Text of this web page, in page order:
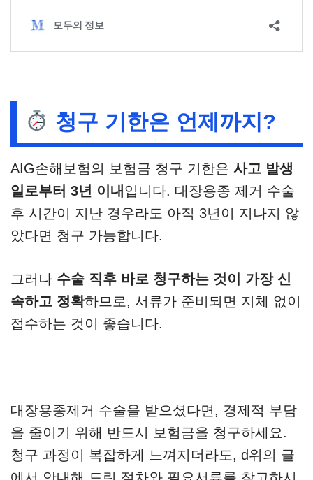
청구 기한은 언제까지?
AIG손해보험의 보험금 청구 기한은 사고 발생
일로부터 3년 이내 입니다. 대장용종 제거 수술
후 시간이 지난 경우라도 아직 3년이 지나지 않
았다면 청구 가능합니다.
그러나 수술 직후 바로 청구하는 것이 가장 신
속하고 정확하므로, 서류가 준비되면 지체 없이
접수하는 것이 좋습니다.
대장용종제거 수술을 받으셨다면, 경제적 부담
을 줄이기 위해 반드시 보험금을 청구하세요.
청구 과정이 복잡하게 느껴지더라도, d위의 글